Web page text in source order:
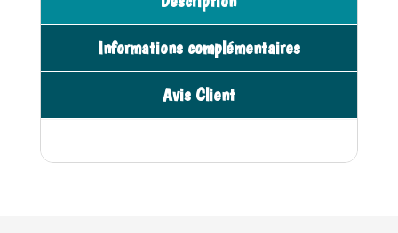
Informations complémentaires
Avis Client